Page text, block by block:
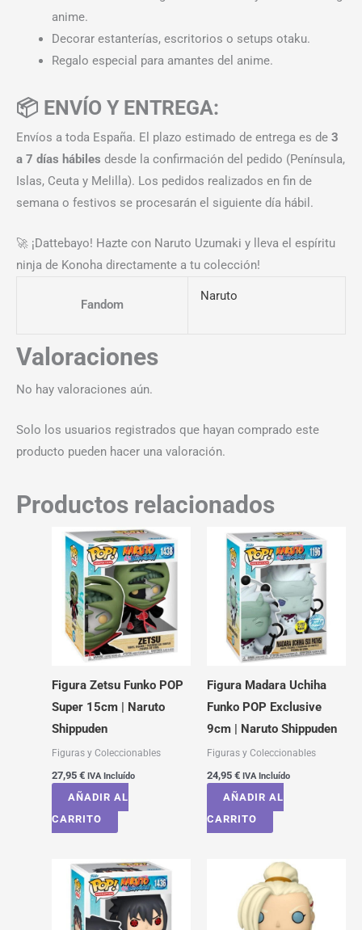
anime.
Decorar estanterías, escritorios o setups otaku.
Regalo especial para amantes del anime.
📦 ENVÍO Y ENTREGA:
Envíos a toda España. El plazo estimado de entrega es de 3
a 7 días hábiles desde la confirmación del pedido (Península,
Islas, Ceuta y Melilla). Los pedidos realizados en fin de
semana o festivos se procesarán el siguiente día hábil.
🚀 ¡Dattebayo! Hazte con Naruto Uzumaki y lleva el espíritu
ninja de Konoha directamente a tu colección!
Fandom
Naruto
Valoraciones
No hay valoraciones aún.
Solo los usuarios registrados que hayan comprado este
producto pueden hacer una valoración.
Productos relacionados
Figura Zetsu Funko POP
Super 15cm | Naruto
Shippuden
Figuras y Coleccionables
27,95 € IVA Incluído
AÑADIR AL
CARRITO
Figura Madara Uchiha
Funko POP Exclusive
9cm | Naruto Shippuden
Figuras y Coleccionables
24,95 € IVA Incluído
AÑADIR AL
CARRITO